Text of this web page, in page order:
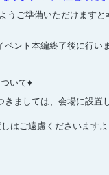
うご準備いただけますと
ント本編終了後に行いま
いて♦︎
きましては、会場に設置
はご遠慮くださいます